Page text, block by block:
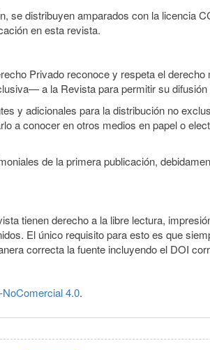
distribuyen amparados con la licencia
en esta revista.
Privado reconoce y respeta el
a la Revista para permitir su difusión
y adicionales para la distribución no
a conocer en otros medios en papel o
de la primera publicación,
tienen derecho a la libre lectura,
El único requisito para esto es que
correcta la fuente incluyendo el DOI
4.0.